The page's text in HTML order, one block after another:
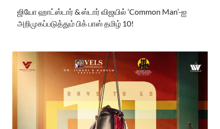
ஜியோ ஹாட்ஸ்டார் & ஸ்டார் விஜயில் ‘Common Man’-ஐ
அறிமுகப்படுத்தும் பிக் பாஸ் தமிழ் 10!